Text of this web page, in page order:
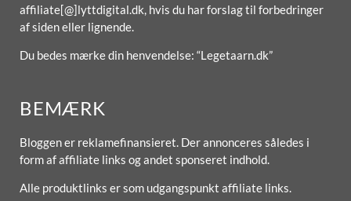
affiliate[@]lyttdigital.dk, hvis du har forslag til forbedringer
af siden eller lignende.
Du bedes mærke din henvendelse: “Legetaarn.dk”
BEMÆRK
Bloggen er reklamefinansieret. Der annonceres således i
form af affiliate links og andet sponseret indhold.
Alle produktlinks er som udgangspunkt affiliate links.